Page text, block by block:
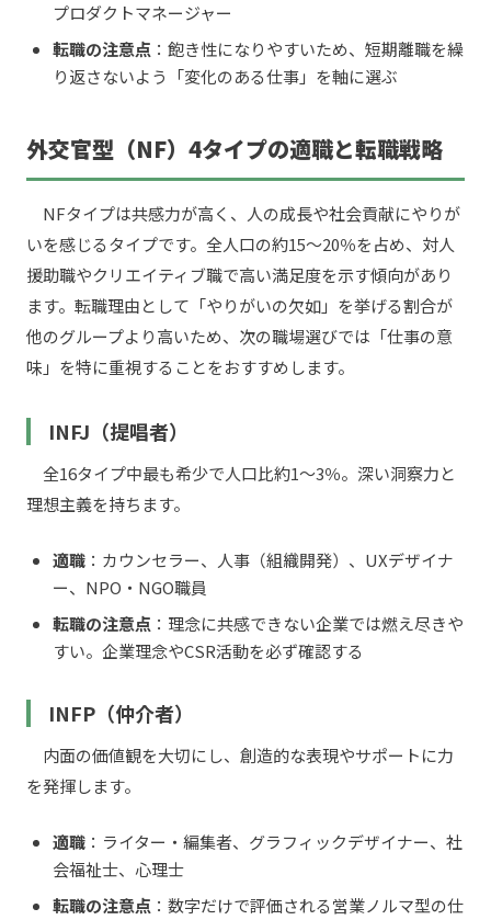
プロダクトマネージャー
転職の注意点 ：飽き性になりやすいため、短期離職を繰
り返さないよう「変化のある仕事」を軸に選ぶ
外交官型（NF）4タイプの適職と転職戦略
NFタイプは共感力が高く、人の成長や社会貢献にやりが
いを感じるタイプです。全人口の約15〜20％を占め、対人
援助職やクリエイティブ職で高い満足度を示す傾向があり
ます。転職理由として「やりがいの欠如」を挙げる割合が
他のグループより高いため、次の職場選びでは「仕事の意
味」を特に重視することをおすすめします。
INFJ（提唱者）
全16タイプ中最も希少で人口比約1〜3％。深い洞察力と
理想主義を持ちます。
適職 ：カウンセラー、人事（組織開発）、UXデザイナ
ー、NPO・NGO職員
転職の注意点 ：理念に共感できない企業では燃え尽きや
すい。企業理念やCSR活動を必ず確認する
INFP（仲介者）
内面の価値観を大切にし、創造的な表現やサポートに力
を発揮します。
適職 ：ライター・編集者、グラフィックデザイナー、社
会福祉士、心理士
転職の注意点 ：数字だけで評価される営業ノルマ型の仕